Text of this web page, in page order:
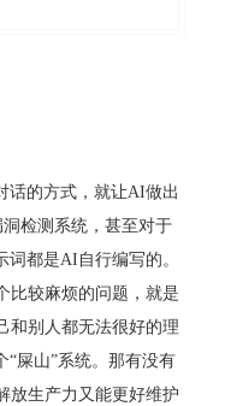
话的方式，就让AI做出
洞检测系统，甚至对于
都是AI自行编写的。
比较麻烦的问题，就是
和别人都无法很好的理
“屎山”系统。那有没有
放生产力又能更好维护